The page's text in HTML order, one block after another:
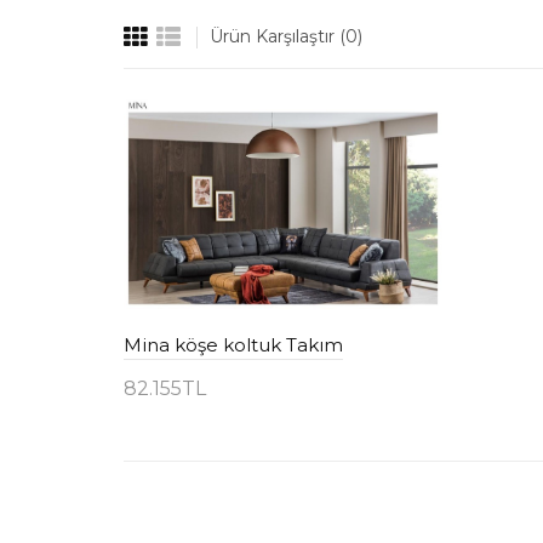
Ürün Karşılaştır (0)
Mina köşe koltuk Takım
82.155TL